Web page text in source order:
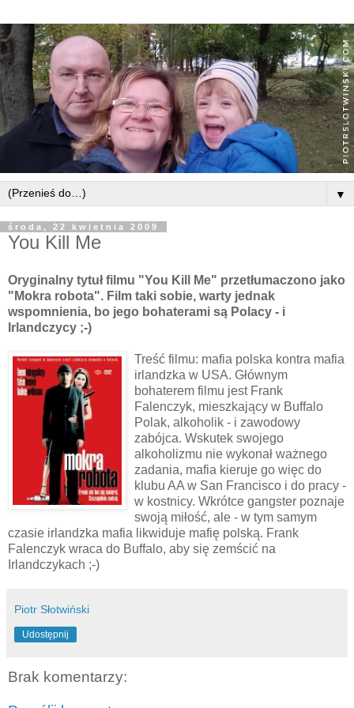
▼
środa, 22 kwietnia 2009
You Kill Me
Oryginalny tytuł filmu "You Kill
Me" przetłumaczono jako
"Mokra robota". Film taki sobie, warty jednak
wspomnienia, bo jego bohaterami są Polacy - i
Irlandczycy ;-)
Treść filmu: mafia polska kontra mafia
irlandzka w USA. Głównym
bohaterem filmu jest Frank
Falenczyk, mieszkający w Buffalo
Polak, alkoholik - i zawodowy
zabójca. Wskutek swojego
alkoholizmu nie wykonał ważnego
zadania, mafia kieruje go więc do
klubu AA w San Francisco i do pracy -
w kostnicy. Wkrótce gangster poznaje
swoją miłość, ale - w tym samym
czasie irlandzka mafia likwiduje mafię polską. Frank
Falenczyk wraca do Buffalo, aby się zemścić na
Irlandczykach ;-)
Piotr Słotwiński
Udostępnij
Brak komentarzy: